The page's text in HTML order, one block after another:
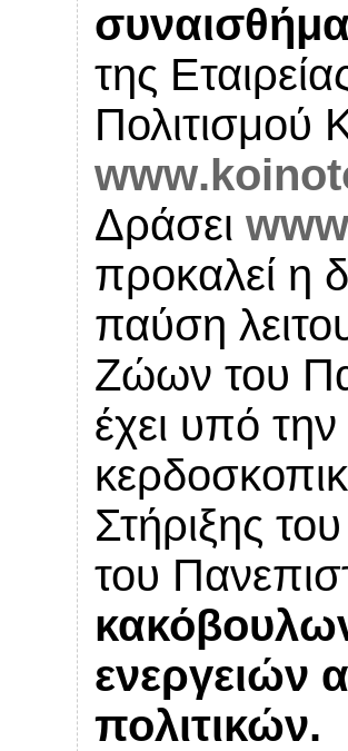
της
Πολιτισμού
www.
Δράσει www
προκαλεί η
παύση
Ζώων του
έχει υπό
Στήριξης
του
ενεργειών
πολιτικών.